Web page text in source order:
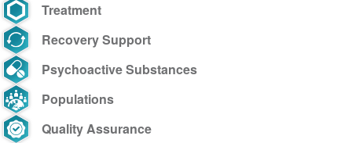
Treatment
Recovery Support
Psychoactive Substances
Populations
Quality Assurance